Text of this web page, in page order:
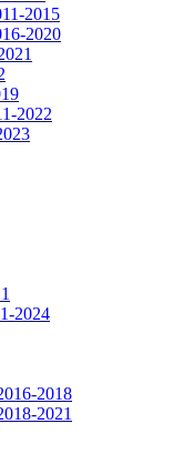
2015
2020
2022
2024
2018
2021